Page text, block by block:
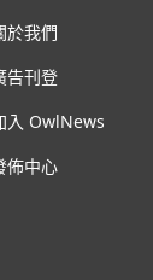
於我們
告刊登
入 OwlNews
佈中心